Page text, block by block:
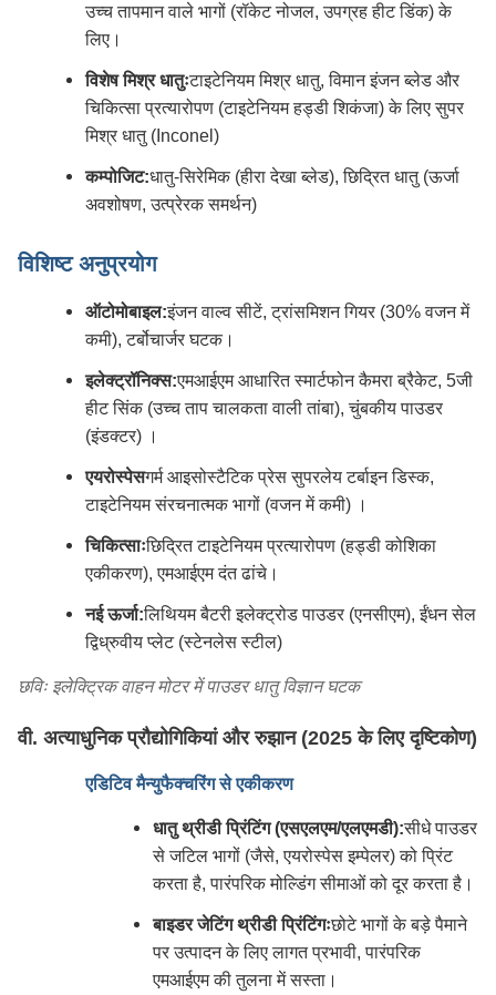
उच्च तापमान वाले भागों (रॉकेट नोजल, उपग्रह हीट डिंक) के
लिए।
विशेष मिश्र धातुःटाइटेनियम मिश्र धातु, विमान इंजन ब्लेड और
चिकित्सा प्रत्यारोपण (टाइटेनियम हड्डी शिकंजा) के लिए सुपर
मिश्र धातु (Inconel)
कम्पोजिट:धातु-सिरेमिक (हीरा देखा ब्लेड), छिद्रित धातु (ऊर्जा
अवशोषण, उत्प्रेरक समर्थन)
विशिष्ट अनुप्रयोग
ऑटोमोबाइल:इंजन वाल्व सीटें, ट्रांसमिशन गियर (30% वजन में
कमी), टर्बोचार्जर घटक।
इलेक्ट्रॉनिक्स:एमआईएम आधारित स्मार्टफोन कैमरा ब्रैकेट, 5जी
हीट सिंक (उच्च ताप चालकता वाली तांबा), चुंबकीय पाउडर
(इंडक्टर) ।
एयरोस्पेसगर्म आइसोस्टैटिक प्रेस सुपरलेय टर्बाइन डिस्क,
टाइटेनियम संरचनात्मक भागों (वजन में कमी) ।
चिकित्साःछिद्रित टाइटेनियम प्रत्यारोपण (हड्डी कोशिका
एकीकरण), एमआईएम दंत ढांचे।
नई ऊर्जा:लिथियम बैटरी इलेक्ट्रोड पाउडर (एनसीएम), ईंधन सेल
द्विध्रुवीय प्लेट (स्टेनलेस स्टील)
छविः इलेक्ट्रिक वाहन मोटर में पाउडर धातु विज्ञान घटक
वी. अत्याधुनिक प्रौद्योगिकियां और रुझान (2025 के लिए दृष्टिकोण)
एडिटिव मैन्युफैक्चरिंग से एकीकरण
धातु थ्रीडी प्रिंटिंग (एसएलएम/एलएमडी):सीधे पाउडर
से जटिल भागों (जैसे, एयरोस्पेस इम्पेलर) को प्रिंट
करता है, पारंपरिक मोल्डिंग सीमाओं को दूर करता है।
बाइडर जेटिंग थ्रीडी प्रिंटिंगःछोटे भागों के बड़े पैमाने
पर उत्पादन के लिए लागत प्रभावी, पारंपरिक
एमआईएम की तुलना में सस्ता।